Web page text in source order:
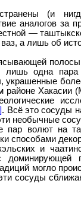
(и
аналогов за
—
а лишь об
одна пара
районе
. Всё это сосуды
необычные
пар волют на
способами
и
могло
сосуды